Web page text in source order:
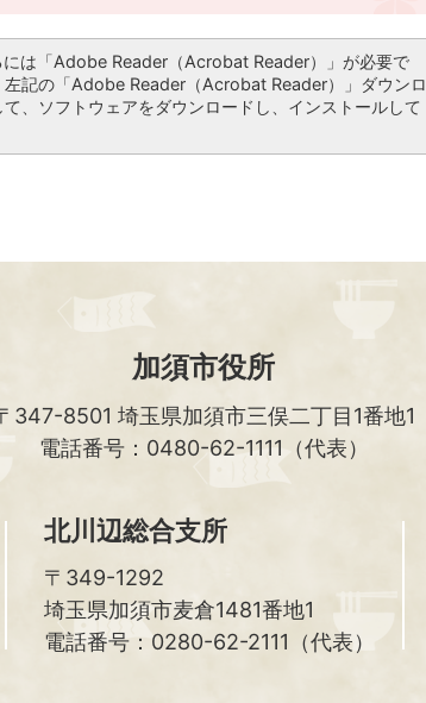
には「Adobe Reader（Acrobat Reader）」が必要で
左記の「Adobe Reader（Acrobat Reader）」ダウンロ
、ソフトウェアをダウンロードし、インストールして
加須市役所
347-8501 埼玉県加須市三俣二丁目1番地1
電話番号：0480-62-1111（代表）
北川辺総合支所
〒349-1292
埼玉県加須市麦倉1481番地1
電話番号：0280-62-2111（代表）